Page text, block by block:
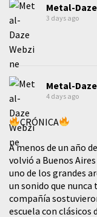
Metal-
3 days ago
Metal-
4 days ago
CRÓNICA
A menos de un año
volvió a Buenos
uno de los grandes
un sonido que
compañía
escuela con